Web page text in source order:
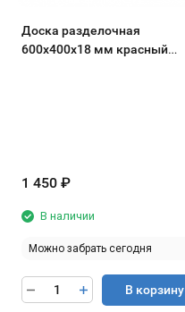
Доска разделочная
600х400х18 мм красный
1 450 ₽
В наличии
Можно забрать сегодня
В корзину